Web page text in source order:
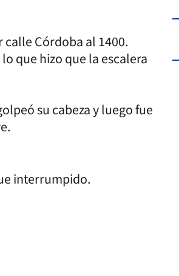
Córdoba al 1400.
que hizo que la escalera
su cabeza y luego fue
interrumpido.